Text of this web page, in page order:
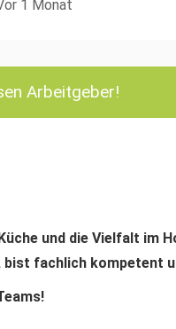
1 Monat
Arbeitgeber!
und die Vielfalt im
bist fachlich kompetent